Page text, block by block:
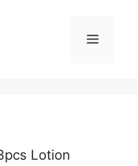
Menu
Lotion